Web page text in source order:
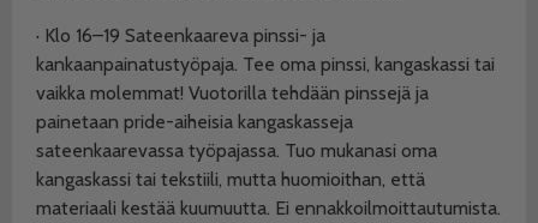
· Klo 16–19 Sateenkaareva pinssi- ja
kankaanpainatustyöpaja. Tee oma pinssi, kangaskassi tai
vaikka molemmat! Vuotorilla tehdään pinssejä ja
painetaan pride-aiheisia kangaskasseja
sateenkaarevassa työpajassa. Tuo mukanasi oma
kangaskassi tai tekstiili, mutta huomioithan, että
materiaali kestää kuumuutta. Ei ennakkoilmoittautumista.